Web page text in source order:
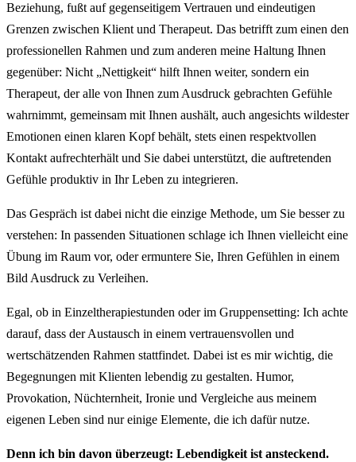
Beziehung, fußt auf gegenseitigem Vertrauen und eindeutigen
Grenzen zwischen Klient und Therapeut. Das betrifft zum einen den
professionellen Rahmen und zum anderen meine Haltung Ihnen
gegenüber: Nicht „Nettigkeit“ hilft Ihnen weiter, sondern ein
Therapeut, der alle von Ihnen zum Ausdruck gebrachten Gefühle
wahrnimmt, gemeinsam mit Ihnen aushält, auch angesichts wildester
Emotionen einen klaren Kopf behält, stets einen respektvollen
Kontakt aufrechterhält und Sie dabei unterstützt, die auftretenden
Gefühle produktiv in Ihr Leben zu integrieren.
Das Gespräch ist dabei nicht die einzige Methode, um Sie besser zu
verstehen: In passenden Situationen schlage ich Ihnen vielleicht eine
Übung im Raum vor, oder ermuntere Sie, Ihren Gefühlen in einem
Bild Ausdruck zu Verleihen.
Egal, ob in Einzeltherapiestunden oder im Gruppensetting: Ich achte
darauf, dass der Austausch in einem vertrauensvollen und
wertschätzenden Rahmen stattfindet. Dabei ist es mir wichtig, die
Begegnungen mit Klienten lebendig zu gestalten. Humor,
Provokation, Nüchternheit, Ironie und Vergleiche aus meinem
eigenen Leben sind nur einige Elemente, die ich dafür nutze.
Denn ich bin davon überzeugt: Lebendigkeit ist ansteckend.